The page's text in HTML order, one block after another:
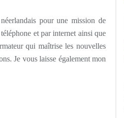
pour une mission de
et par internet ainsi que
qui maîtrise les nouvelles
Je vous laisse également mon